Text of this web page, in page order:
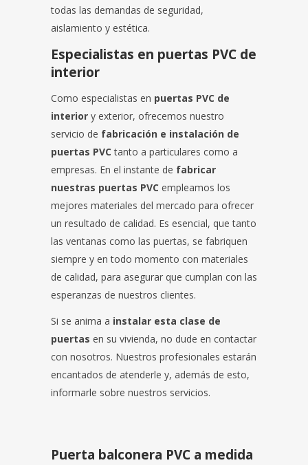
todas las demandas de seguridad,
aislamiento y estética.
Especialistas en puertas PVC de
interior
Como especialistas en puertas PVC de
interior y exterior, ofrecemos nuestro
servicio de fabricación e instalación de
puertas PVC tanto a particulares como a
empresas. En el instante de fabricar
nuestras puertas PVC empleamos los
mejores materiales del mercado para ofrecer
un resultado de calidad. Es esencial, que tanto
las ventanas como las puertas, se fabriquen
siempre y en todo momento con materiales
de calidad, para asegurar que cumplan con las
esperanzas de nuestros clientes.
Si se anima a instalar esta clase de
puertas en su vivienda, no dude en contactar
con nosotros. Nuestros profesionales estarán
encantados de atenderle y, además de esto,
informarle sobre nuestros servicios.
Puerta balconera PVC a medida